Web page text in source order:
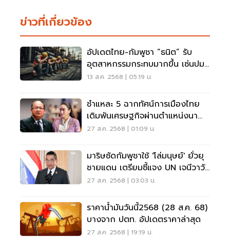
ข่าวที่เกี่ยวข้อง
อัปเดตไทย-กัมพูชา “ธนิต” รับ
อุตสาหกรรมกระทบมากขึ้น เซ่นปม
แรงงาน
13 ส.ค. 2568 | 05:19 น.
ชำแหละ 5 ฉากทัศน์การเมืองไทย
เดิมพันเศรษฐกิจผ่านตำแหน่งนา
ยกฯ
27 ส.ค. 2568 | 01:09 น.
มาริษซัดกัมพูชาใช้ 'โล่มนุษย์' ยั่วยุ
ชายแดน เตรียมชี้แจง UN เจนีวาวัน
นี้
27 ส.ค. 2568 | 03:03 น.
ราคาน้ำมันวันนี้2568 (28 ส.ค. 68)
บางจาก ปตท. อัปเดตราคาล่าสุด
27 ส.ค. 2568 | 19:19 น.